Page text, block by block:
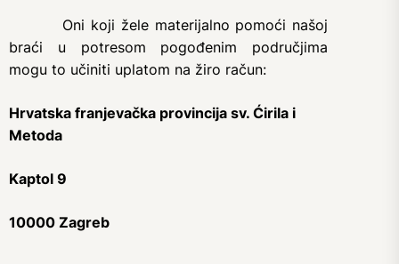
Oni koji žele materijalno pomoći našoj
braći u potresom pogođenim područjima
mogu to učiniti uplatom na žiro račun:
Hrvatska franjevačka provincija sv. Ćirila i
Metoda
Kaptol 9
10000 Zagreb